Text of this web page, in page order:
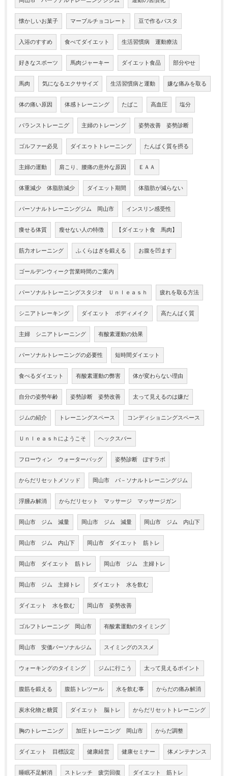
懐かしいお菓子 マーブルチョコレート 豆で作るパスタ
入浴のすすめ 食べてダイエット 生活習慣病 運動療法
好きなスポーツ 馬肉ジャーキー ダイエット食品 部分やせ
馬肉 気になるエクササイズ 生活習慣病と運動 嫌な痛みを取る
体の痛い原因 体感トレーニング たばこ 高血圧 塩分
バランストレーニグ 主婦のトレーング 姿勢改善 姿勢診断
ゴルファー必見 ダイエゥトトレーニング たんぱく質を摂る
主婦の運動 肩こり、腰痛の意外な原因 ＥＡＡ
体重減少 体脂肪減少 ダイエット期間 体脂肪が減らない
パーソナルトレーニングジム 岡山市 インスリン感受性
痩せる体質 瘦せない人の特徴 【ダイエット食 馬肉】
筋力オレーニング ふくらはぎを鍛える お腹を凹ます
ゴールデンウィーク営業時間のご案内
パーソナルトレーニングスタジオ Ｕｎｌｅａｓｈ 疲れを取る方法
シニアトレーキング ダイエット ボディメイク 高たんぱく質
主婦 シニアトレーニング 有酸素運動の効果
パーソナルトレーニングの必要性 短時間ダイエット
食べるダイエット 有酸素運動の弊害 体が変わらない理由
自分の姿勢年齢 姿勢診断 姿勢改善 太って見えるのは嫌だ
ジムの紹介 トレーニングスペース コンディショニングスペース
Ｕｎｌｅａｓｈにようこそ ヘックスバー
フローウィン ウォーターバッグ 姿勢診断 ぽすラボ
からだリセットメソッド 岡山市 パ－ソナルトレーニングジム
浮腫み解消 からだリセット マッサージ マッサージガン
岡山市 ジム 減量 岡山市 ジム 減量 岡山市 ジム 内山下
岡山市 ジム 内山下 岡山市 ダイエット 筋トレ
岡山市 ダイエット 筋トレ 岡山市 ジム 主婦トレ
岡山市 ジム 主婦トレ ダイエット 水を飲む
ダイエット 水を飲む 岡山市 姿勢改善
ゴルフトレーニング 岡山市 有酸素運動のタイミング
岡山市 安価パーソナルジム スイミングのススメ
ウォーキングのタイミング ジムに行こう 太って見えるポイント
腹筋を鍛える 腹筋トレツール 水を飲む事 からだの痛み解消
炭水化物と糖質 ダイエット 脳トレ からだリセットトレーニング
胸のトレーニング 加圧トレーニング 岡山市 からだ調整
ダイエット 目標設定 健康経営 健康セミナー 体メンテナンス
睡眠不足解消 ストレッチ 疲労回復 ダイエット 筋トレ